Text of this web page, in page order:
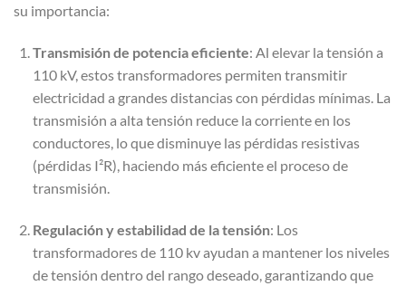
su importancia:
Transmisión de potencia eficiente: Al elevar la tensión a
110 kV, estos transformadores permiten transmitir
electricidad a grandes distancias con pérdidas mínimas. La
transmisión a alta tensión reduce la corriente en los
conductores, lo que disminuye las pérdidas resistivas
(pérdidas I²R), haciendo más eficiente el proceso de
transmisión.
Regulación y estabilidad de la tensión: Los
transformadores de 110 kv ayudan a mantener los niveles
de tensión dentro del rango deseado, garantizando que